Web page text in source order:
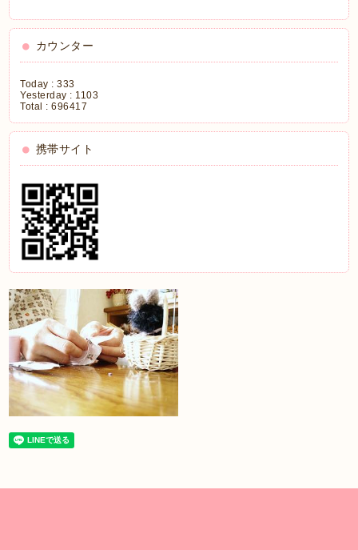
カウンター
Today :333
Yesterday : 1103
Total :696417
携帯サイト